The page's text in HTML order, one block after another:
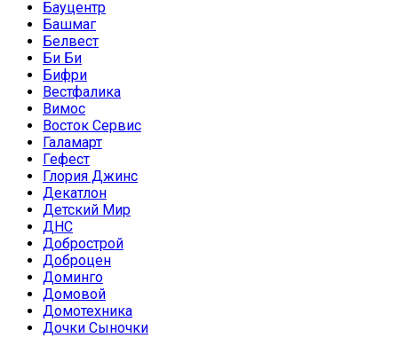
Бауцентр
Башмаг
Белвест
Би Би
Бифри
Вестфалика
Вимос
Восток Сервис
Галамарт
Гефест
Глория Джинс
Декатлон
Детский Мир
ДНС
Добрострой
Доброцен
Доминго
Домовой
Домотехника
Дочки Сыночки